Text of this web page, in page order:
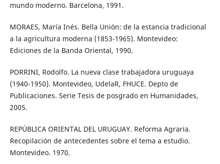
mundo moderno. Barcelona, 1991.
MORAES, María Inés. Bella Unión: de la estancia tradicional
a la agricultura moderna (1853-1965). Montevideo:
Ediciones de la Banda Oriental, 1990.
PORRINI, Rodolfo. La nueva clase trabajadora uruguaya
(1940-1950). Montevideo, UdelaR, FHUCE. Depto de
Publicaciones. Serie Tesis de posgrado en Humanidades,
2005.
REPÚBLICA ORIENTAL DEL URUGUAY. Reforma Agraria.
Recopilación de antecedentes sobre el tema a estudio.
Montevideo. 1970.